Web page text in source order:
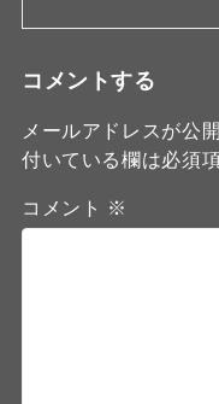
コメントする
メールアドレスが公
付いている欄は必須
コメント ※